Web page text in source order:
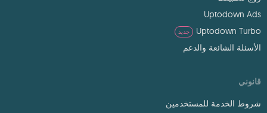
Uptodown Ads
Uptodown Turbo
جديد
الأسئلة الشائعة والدعم
قانوني
شروط الخدمة للمستخدمين